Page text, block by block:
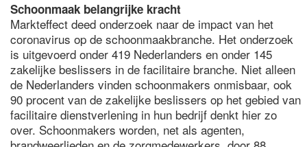
Schoonmaak belangrijke kracht
Markteffect deed onderzoek naar de impact van het
coronavirus op de schoonmaakbranche. Het onderzoek
is uitgevoerd onder 419 Nederlanders en onder 145
zakelijke beslissers in de facilitaire branche. Niet alleen
de Nederlanders vinden schoonmakers onmisbaar, ook
90 procent van de zakelijke beslissers op het gebied van
facilitaire dienstverlening in hun bedrijf denkt hier zo
over. Schoonmakers worden, net als agenten,